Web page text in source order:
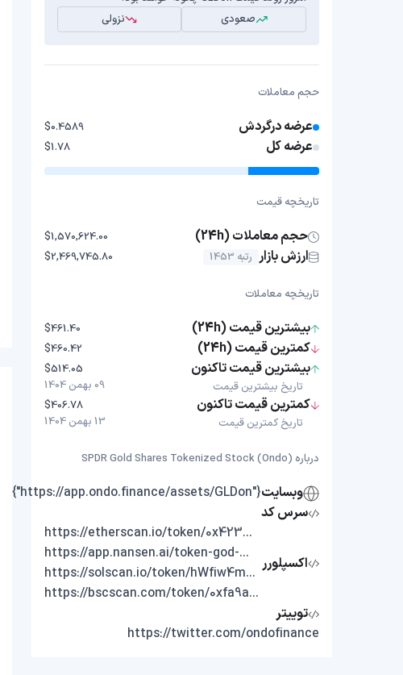
صعودی
نزولی
حجم معاملات
عرضه درگردش $0.4589
عرضه کل $1.78
تاریخچه قیمت
حجم معاملات (24h) $1,570,624.00
ارزش بازار رتبه 1453 $2,469,745.80
تاریخچه معاملات
بیشترین قیمت (24h) $461.40
کمترین قیمت (24h) $460.42
بیشترین قیمت تاکنون
تاریخ بیشترین قیمت
$514.05
09 بهمن 1404
کمترین قیمت تاکنون
تاریخ کمترین قیمت
$406.78
13 بهمن 1404
درباره SPDR Gold Shares Tokenized Stock (Ondo)
وبسایت{"https://app.ondo.finance/assets/GLDon"}
سرس کد
اکسپلورر
https://etherscan.io/token/0x423d42e505e64f99b6e277eb7ed324cc5606f139
https://app.nansen.ai/token-god-mode?chain=ethereum&tab=transactions&tokenAddress=0x423d42e505e64f99b6e277eb7ed324cc5606f139
https://solscan.io/token/hWfiw4mcxT8rnNFkk6fsCQSxoxgZ9yVhB6tyeVcondo
https://bscscan.com/token/0xfa9a1e901085e269f6d428f79cd5252d8b919344
توییتر
https://twitter.com/ondofinance